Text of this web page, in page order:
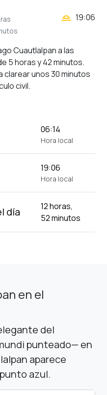
wb_twilight_2 19:06
Cuautlalpan a las
5 horas y 42 minutos.
clarear unos 30 minutos
civil.
06:14
Hora local
19:06
Hora local
día
12 horas,
52 minutos
en el
del
punteado— en
aparece
azul.